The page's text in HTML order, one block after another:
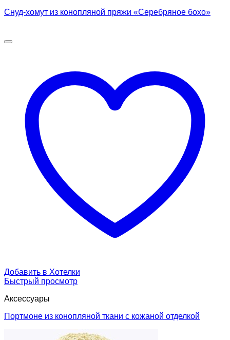
Снуд-хомут из конопляной пряжи «Серебряное бохо»
Добавить в Хотелки
Быстрый просмотр
Аксессуары
Портмоне из конопляной ткани с кожаной отделкой